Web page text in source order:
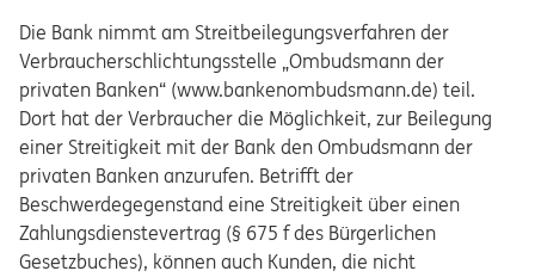
Die Bank nimmt am Streitbeilegungsverfahren der
Verbraucherschlichtungsstelle „Ombudsmann der
privaten Banken“ (www.bankenombudsmann.de) teil.
Dort hat der Verbraucher die Möglichkeit, zur Beilegung
einer Streitigkeit mit der Bank den Ombudsmann der
privaten Banken anzurufen. Betrifft der
Beschwerdegegenstand eine Streitigkeit über einen
Zahlungsdienstevertrag (§ 675 f des Bürgerlichen
Gesetzbuches), können auch Kunden, die nicht